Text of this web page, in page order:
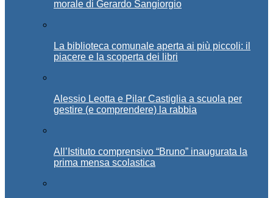
morale di Gerardo Sangiorgio
La biblioteca comunale aperta ai più piccoli: il
piacere e la scoperta dei libri
Alessio Leotta e Pilar Castiglia a scuola per
gestire (e comprendere) la rabbia
All’Istituto comprensivo “Bruno” inaugurata la
prima mensa scolastica